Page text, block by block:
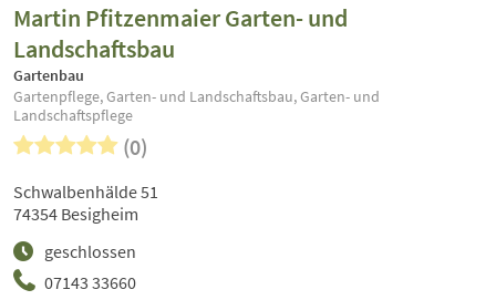
Martin Pfitzenmaier Garten- und
Landschaftsbau
Gartenbau
Gartenpflege, Garten- und Landschaftsbau, Garten- und
Landschaftspflege
(0)
07143 33660
geschlossen
Schwalbenhälde 51
74354 Besigheim